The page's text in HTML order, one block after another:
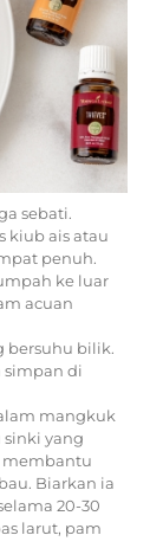
sebati.
kiub ais atau
penuh.
ke luar
acuan
bersuhu bilik.
simpan di
mangkuk
sinki yang
membantu
Biarkan ia
20-30
larut, pam